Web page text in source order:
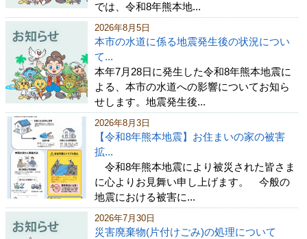
では、令和8年熊本地...
2026年8月5日
本市の水道に係る地震発生後の状況につい
て...
本年7月28日に発生した令和8年熊本地震に
よる、本市の水道への影響についてお知ら
せします。地震発生後...
2026年8月3日
【令和8年熊本地震】お住まいの家の被害
拡...
令和8年熊本地震により被災された皆さま
に心よりお見舞い申し上げます。 今般の
地震における被害に...
2026年7月30日
災害廃棄物(片付けごみ)の処理について